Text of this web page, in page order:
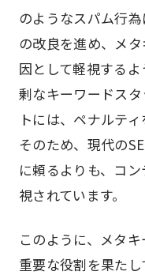
のようなスパム行
の改良を進め、メ
因として軽視する
剰なキーワードス
トには、ペナルテ
そのため、現代の
に頼るよりも、コ
視されています。
このように、メタ
重要な役割を果た